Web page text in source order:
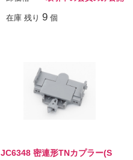
在庫 残り 9 個
JC6348 密連形TNカプラー(S